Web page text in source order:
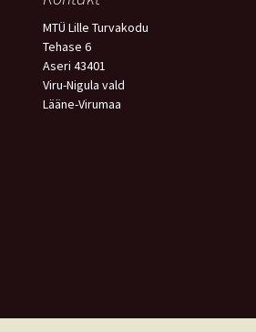
MTÜ Lille Turvakodu
Tehase 6
Aseri 43401
Viru-Nigula vald
Lääne-Virumaa